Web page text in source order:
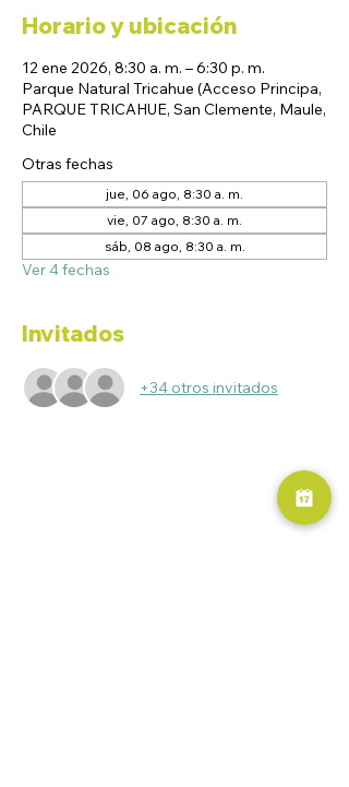
Horario y ubicación
12 ene 2026, 8:30 a. m. – 6:30 p. m.
Parque Natural Tricahue (Acceso Principa,
PARQUE TRICAHUE, San Clemente, Maule,
Chile
Otras fechas
jue, 06 ago, 8:30 a. m.
vie, 07 ago, 8:30 a. m.
sáb, 08 ago, 8:30 a. m.
Ver 4 fechas
Invitados
+34 otros invitados